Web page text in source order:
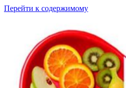
Перейти к содержимому